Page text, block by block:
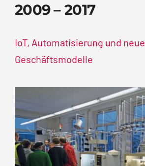
2009 – 2017
IoT, Automatisierung und neue
Geschäftsmodelle